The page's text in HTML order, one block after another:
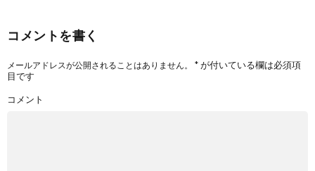
コメントを書く
メールアドレスが公開されることはありません。 *が付いている欄は必須項
目です
コメント